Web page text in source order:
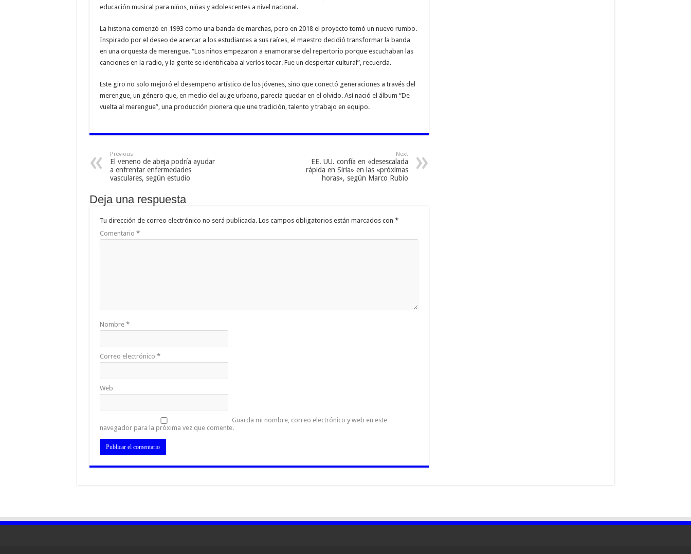
educación musical para niños, niñas y adolescentes a nivel nacional.
La historia comenzó en 1993 como una banda de marchas, pero en 2018 el proyecto tomó un nuevo rumbo.
Inspirado por el deseo de acercar a los estudiantes a sus raíces, el maestro decidió transformar la banda
en una orquesta de merengue. “Los niños empezaron a enamorarse del repertorio porque escuchaban las
canciones en la radio, y la gente se identificaba al verlos tocar. Fue un despertar cultural”, recuerda.
Este giro no solo mejoró el desempeño artístico de los jóvenes, sino que conectó generaciones a través del
merengue, un género que, en medio del auge urbano, parecía quedar en el olvido. Así nació el álbum “De
vuelta al merengue”, una producción pionera que une tradición, talento y trabajo en equipo.
Previous
El veneno de abeja podría ayudar
a enfrentar enfermedades
vasculares, según estudio
Next
EE. UU. confía en «desescalada
rápida en Siria» en las «próximas
horas», según Marco Rubio
Deja una respuesta
Tu dirección de correo electrónico no será publicada. Los campos obligatorios están marcados con *
Comentario *
Nombre *
Correo electrónico *
Web
Guarda mi nombre, correo electrónico y web en este
navegador para la próxima vez que comente.